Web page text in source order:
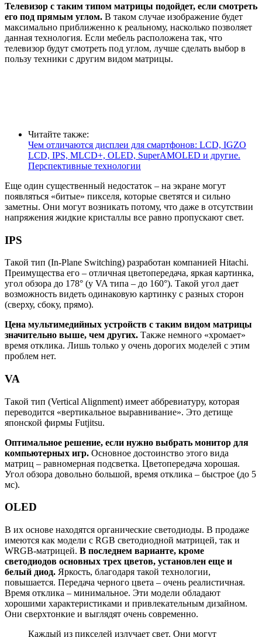
Телевизор с таким типом матрицы подойдет, если смотреть
его под прямым углом. В таком случае изображение будет
максимально приближенно к реальному, насколько позволяет
данная технология. Если мебель расположена так, что
телевизор будут смотреть под углом, лучше сделать выбор в
пользу техники с другим видом матрицы.
Читайте также:
Чем отличаются дисплеи для смартфонов: LCD, IGZO
LCD, IPS, MLCD+, OLED, SuperAMOLED и другие.
Перспективные технологии
Еще один существенный недостаток – на экране могут
появляться «битые» пикселя, которые светятся и сильно
заметны. Они могут возникать потому, что даже в отсутствии
напряжения жидкие кристаллы все равно пропускают свет.
IPS
Такой тип (In-Plane Switching) разработан компанией Hitachi.
Преимущества его – отличная цветопередача, яркая картинка,
угол обзора до 178° (у VA типа – до 160°). Такой угол дает
возможность видеть одинаковую картинку с разных сторон
(сверху, сбоку, прямо).
Цена мультимедийных устройств с таким видом матрицы
значительно выше, чем других. Также немного «хромает»
время отклика. Лишь только у очень дорогих моделей с этим
проблем нет.
VA
Такой тип (Vertical Alignment) имеет аббревиатуру, которая
переводится «вертикальное выравнивание». Это детище
японской фирмы Futjitsu.
Оптимальное решение, если нужно выбрать монитор для
компьютерных игр. Основное достоинство этого вида
матриц – равномерная подсветка. Цветопередача хорошая.
Угол обзора довольно большой, время отклика – быстрое (до 5
мс).
OLED
В их основе находятся органические светодиоды. В продаже
имеются как модели с RGB светодиодной матрицей, так и
WRGB-матрицей. В последнем варианте, кроме
светодиодов основных трех цветов, установлен еще и
белый диод. Яркость, благодаря такой технологии,
повышается. Передача черного цвета – очень реалистичная.
Время отклика – минимальное. Эти модели обладают
хорошими характеристиками и привлекательным дизайном.
Они сверхтонкие и выглядят очень современно.
Каждый из пикселей излучает свет. Они могут